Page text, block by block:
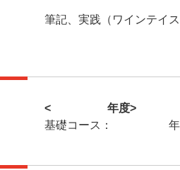
筆記、実践（ワインテイス
<2025年度>
基礎コース：